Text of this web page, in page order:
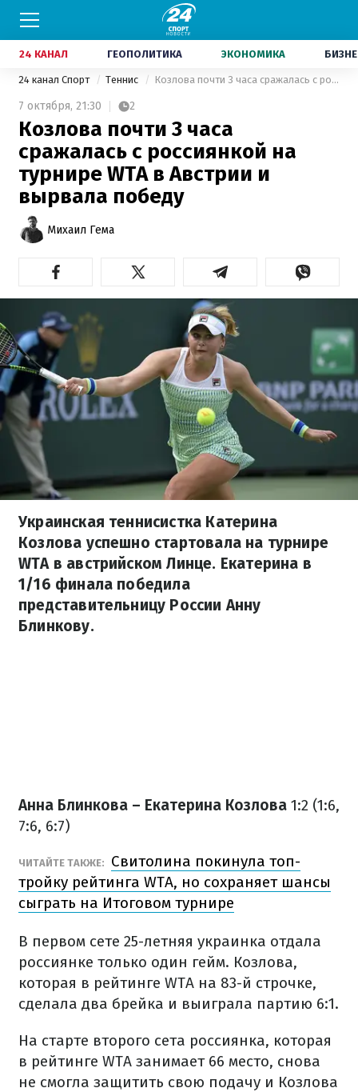
24 КАНАЛ ГЕОПОЛИТИКА ЭКОНОМИКА
24 канал Спорт Теннис Козлова почти 3 часа сражалась с россиянкой на турнире WTA в Австрии и вырвала победу
7 октября, 21:30 2
Козлова почти 3 часа
сражалась с россиянкой на
турнире WTA в Австрии и
вырвала победу
Михаил Гема
Украинская теннисистка Катерина
Козлова успешно стартовала на турнире
WTA в австрийском Линце. Екатерина в
1/16 финала победила
представительницу России Анну
Блинкову.
Анна Блинкова – Екатерина Козлова 1:2 (1:6,
7:6, 6:7)
ЧИТАЙТЕ ТАКЖЕ:
Свитолина покинула топ-
тройку рейтинга WTA, но сохраняет шансы
сыграть на Итоговом турнире
В первом сете 25-летняя украинка отдала
россиянке только один гейм. Козлова,
которая в рейтинге WTA на 83-й строчке,
сделала два брейка и выиграла партию 6:1.
На старте второго сета россиянка, которая
в рейтинге WTA занимает 66 место, снова
не смогла защитить свою подачу и Козлова